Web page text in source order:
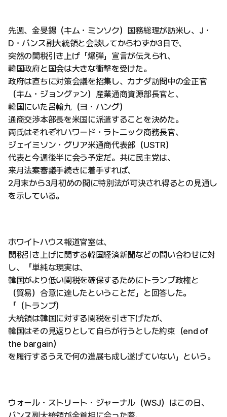
先週、金旻錫（キム・ミンソク）国務総理が訪米し、J・
D・バンス副大統領と会談してからわずか3日で、
突然の関税引き上げ「爆弾」宣言が伝えられ、
韓国政府と国会は大きな衝撃を受けた。
政府は直ちに対策会議を招集し、カナダ訪問中の金正官
（キム・ジョングァン）産業通商資源部長官と、
韓国にいた呂翰九（ヨ・ハング）
通商交渉本部長を米国に派遣することを決めた。
両氏はそれぞれハワード・ラトニック商務長官、
ジェイミソン・グリア米通商代表部（USTR）
代表と今週後半に会う予定だ。共に民主党は、
来月法案審議手続きに着手すれば、
2月末から3月初めの間に特別法が可決され得るとの見通し
を示している。
ホワイトハウス報道官室は、
関税引き上げに関する韓国経済新聞などの問い合わせに対
し、「単純な現実は、
韓国がより低い関税を確保するためにトランプ政権と
（貿易）合意に達したということだ」と回答した。
「（トランプ）
大統領は韓国に対する関税を引き下げたが、
韓国はその見返りとして自らが行うとした約束（end of
the bargain）
を履行するうえで何の進展も成し遂げていない」という。
ウォール・ストリート・ジャーナル（WSJ）はこの日、